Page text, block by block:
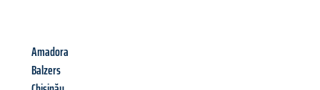
Amadora
Balzers